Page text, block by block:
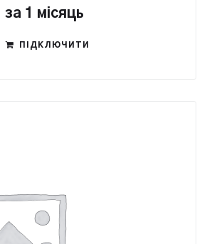
за 1 місяць
ПІДКЛЮЧИТИ